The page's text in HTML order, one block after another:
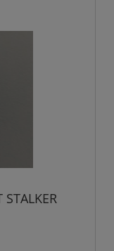
STALKER